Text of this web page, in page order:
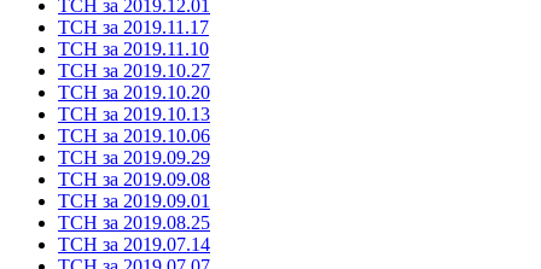
ТСН за 2019.12.01
ТСН за 2019.11.17
ТСН за 2019.11.10
ТСН за 2019.10.27
ТСН за 2019.10.20
ТСН за 2019.10.13
ТСН за 2019.10.06
ТСН за 2019.09.29
ТСН за 2019.09.08
ТСН за 2019.09.01
ТСН за 2019.08.25
ТСН за 2019.07.14